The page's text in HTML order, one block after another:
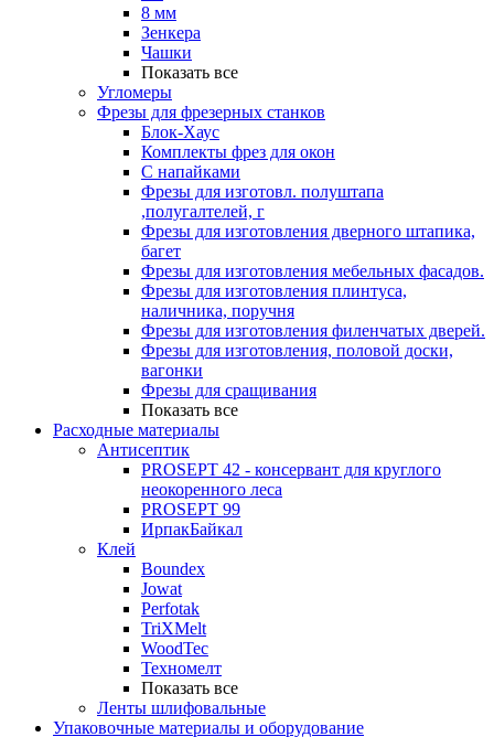
8 мм
Зенкера
Чашки
Показать все
Угломеры
Фрезы для фрезерных станков
Блок-Хаус
Комплекты фрез для окон
С напайками
Фрезы для изготовл. полуштапа
,полугалтелей, г
Фрезы для изготовления дверного штапика,
багет
Фрезы для изготовления мебельных фасадов.
Фрезы для изготовления плинтуса,
наличника, поручня
Фрезы для изготовления филенчатых дверей.
Фрезы для изготовления, половой доски,
вагонки
Фрезы для сращивания
Показать все
Расходные материалы
Антисептик
PROSEPT 42 - консервант для круглого
неокоренного леса
PROSEPT 99
ИрпакБайкал
Клей
Boundex
Jowat
Perfotak
TriXMelt
WoodTec
Техномелт
Показать все
Ленты шлифовальные
Упаковочные материалы и оборудование